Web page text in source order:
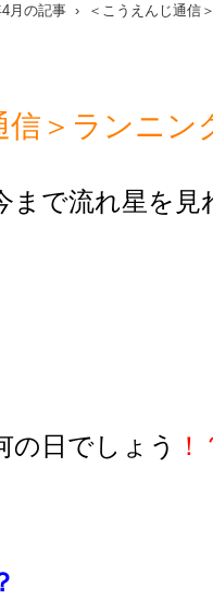
月の記事 ＜こうえんじ通信
信＞ランニ
まで流れ星を見
の日でしょう